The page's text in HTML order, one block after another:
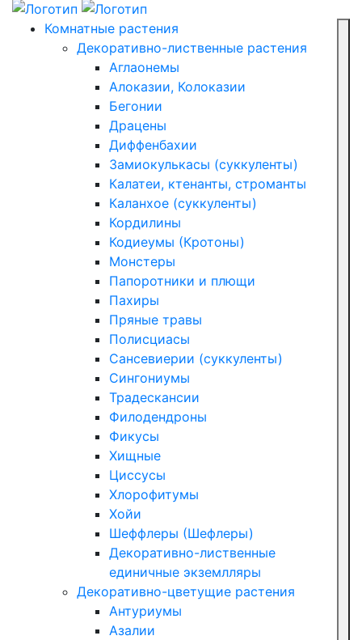
Комнатные растения
Декоративно-лиственные растения
Аглаонемы
Алоказии, Колоказии
Бегонии
Драцены
Диффенбахии
Замиокулькасы (суккуленты)
Калатеи, ктенанты, строманты
Каланхое (суккуленты)
Кордилины
Кодиеумы (Кротоны)
Монстеры
Папоротники и плющи
Пахиры
Пряные травы
Полисциасы
Сансевиерии (суккуленты)
Сингониумы
Традескансии
Филодендроны
Фикусы
Хищные
Циссусы
Хлорофитумы
Хойи
Шеффлеры (Шефлеры)
Декоративно-лиственные
единичные экземлляры
Декоративно-цветущие растения
Антуриумы
Азалии